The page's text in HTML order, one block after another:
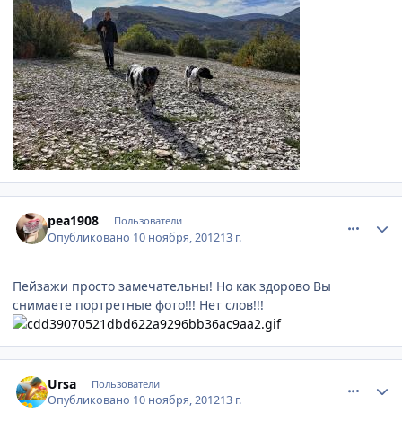
pea1908 Пользователи
Опубликовано 10 ноября, 201213 г.
Пейзажи просто замечательны! Но как здорово Вы
снимаете портретные фото!!! Нет слов!!!
Ursa Пользователи
Опубликовано 10 ноября, 201213 г.